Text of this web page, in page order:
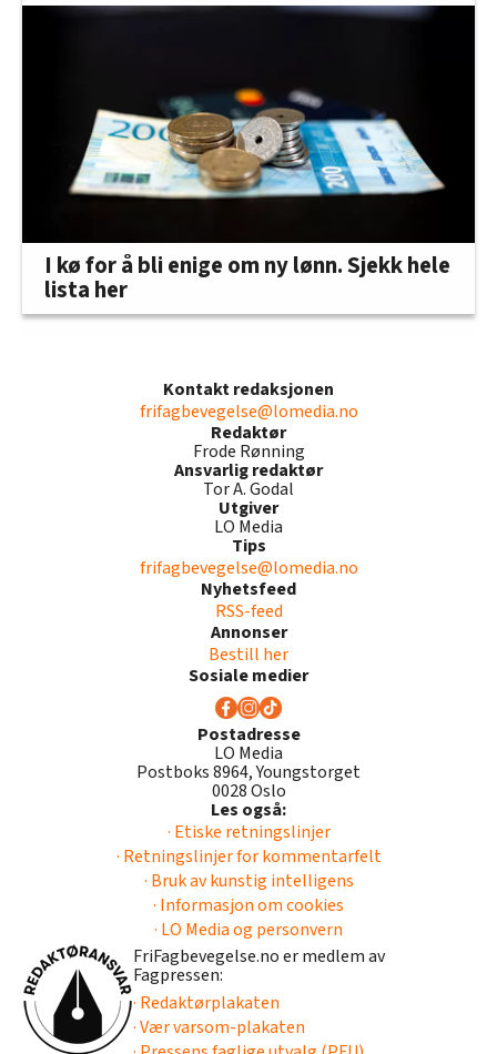
I kø for å bli enige om ny lønn. Sjekk hele
lista her
Kontakt redaksjonen
frifagbevegelse@lomedia.no
Redaktør
Frode Rønning
Ansvarlig redaktør
Tor A. Godal
Utgiver
LO Media
Tips
frifagbevegelse@lomedia.no
Nyhetsfeed
RSS-feed
Annonser
Bestill her
Sosiale medier
Postadresse
LO Media
Postboks 8964, Youngstorget
0028 Oslo
Les også:
· Etiske retningslinjer
· Retningslinjer for kommentarfelt
· Bruk av kunstig intelligens
· Informasjon om cookies
· LO Media og personvern
FriFagbevegelse.no er medlem av
Fagpressen:
· Redaktørplakaten
· Vær varsom-plakaten